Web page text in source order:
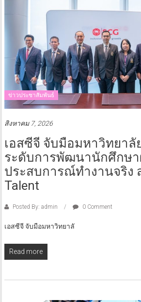
ข่าวประชาสัมพันธ์
สิงหาคม 7, 2026
เอสซีจี จับมือมหาวิทยาลั
ระดับการพัฒนานักศึกษ
ประสบการณ์ทำงานจริง
Talent
Posted By: admin 0 Comment
เอสซีจี จับมือมหาวิทยาลั
Read more